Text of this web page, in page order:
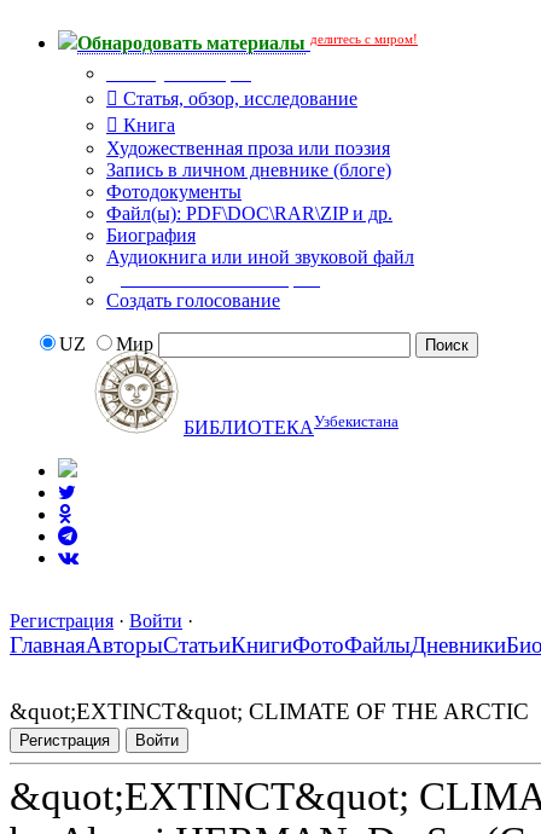
Обнародовать материалы делитесь с миром!
Статья, обзор, исследование
Книга
Художественная проза или поэзия
Запись в личном дневнике (блоге)
Фотодокументы
Файл(ы): PDF\DOC\RAR\ZIP и др.
Биография
Аудиокнига или иной звуковой файл
Создать голосование
UZ Мир
БИБЛИОТЕКАУзбекистана
Регистрация · Войти ·
ГлавнаяАвторыСтатьиКнигиФотоФайлыДневники
&quot;EXTINCT&quot; CLIMATE OF THE ARCTIC
Регистрация Войти
&quot;EXTINCT&quot;